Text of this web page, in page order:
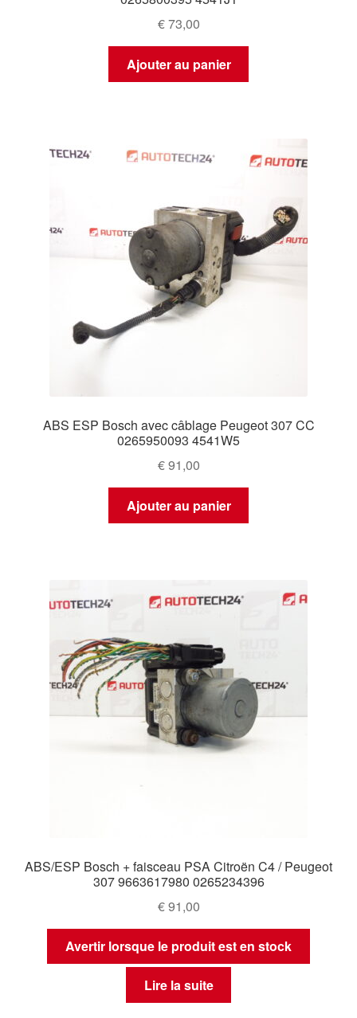
€73,00
Ajouter au panier
ABS ESP Bosch avec câblage Peugeot 307 CC
0265950093 4541W5
€91,00
Ajouter au panier
ABS/ESP Bosch + faisceau PSA Citroën C4 / Peugeot
307 9663617980 0265234396
€91,00
Avertir lorsque le produit est en stock
Lire la suite